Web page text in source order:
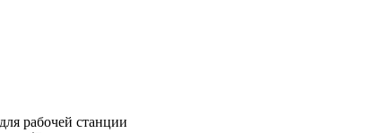
рабочей станции